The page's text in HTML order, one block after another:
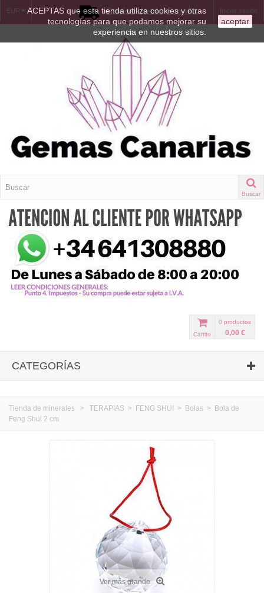
ACEPTAS que esta tienda utiliza cookies y otras
tecnologías para que podamos mejorar su
experiencia en nuestros sitios.
aceptar
EUR Iniciar sesión
Envíos desde España
Buscar
0 productos
0,00 €
Carrito
CATEGORÍAS
Tienda de minerales > TERAPIAS > FENG SHUI > Bolas > Bola de
Feng Shui 2 cm
Ver más grande